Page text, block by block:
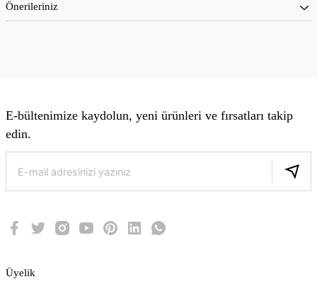
Önerileriniz
E-bültenimize kaydolun, yeni ürünleri ve fırsatları takip
edin.
Üyelik